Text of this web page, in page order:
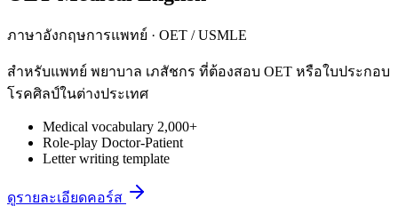
ภาษาอังกฤษการแพทย์ · OET / USMLE
สำหรับแพทย์ พยาบาล เภสัชกร ที่ต้องสอบ OET หรือใบประกอบ
โรคศิลป์ในต่างประเทศ
Medical vocabulary 2,000+
Role-play Doctor-Patient
Letter writing template
ดูรายละเอียดคอร์ส